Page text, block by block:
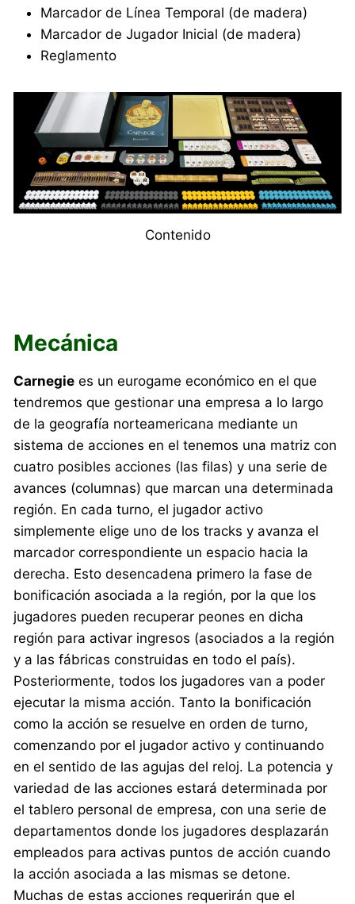
Marcador de Línea Temporal (de madera)
Marcador de Jugador Inicial (de madera)
Reglamento
Contenido
Mecánica
Carnegie es un eurogame económico en el que
tendremos que gestionar una empresa a lo largo
de la geografía norteamericana mediante un
sistema de acciones en el tenemos una matriz con
cuatro posibles acciones (las filas) y una serie de
avances (columnas) que marcan una determinada
región. En cada turno, el jugador activo
simplemente elige uno de los tracks y avanza el
marcador correspondiente un espacio hacia la
derecha. Esto desencadena primero la fase de
bonificación asociada a la región, por la que los
jugadores pueden recuperar peones en dicha
región para activar ingresos (asociados a la región
y a las fábricas construidas en todo el país).
Posteriormente, todos los jugadores van a poder
ejecutar la misma acción. Tanto la bonificación
como la acción se resuelve en orden de turno,
comenzando por el jugador activo y continuando
en el sentido de las agujas del reloj. La potencia y
variedad de las acciones estará determinada por
el tablero personal de empresa, con una serie de
departamentos donde los jugadores desplazarán
empleados para activas puntos de acción cuando
la acción asociada a las mismas se detone.
Muchas de estas acciones requerirán que el